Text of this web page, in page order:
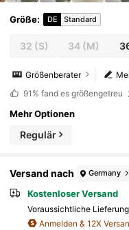
Größe: DE Standard
32 (S) 34 (M)
Größenberater
91% fand es größengetreu
Mehr Optionen
Regulär
Versand nach Germany
Kostenloser Versand
Voraussichtliche
Anmelden & 12X